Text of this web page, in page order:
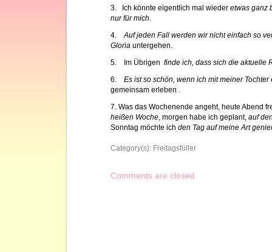
3. Ich könnte eigentlich mal wieder etwas ganz
nur für mich.
4.Auf jeden Fall werden wir nicht einfach so
Gloria untergehen.
5. Im Übrigen finde ich, dass sich die aktuelle
6. Es ist so schön, wenn ich mit meiner
gemeinsam erleben .
7. Was das Wochenende angeht, heute Abend
heißen Woche , morgen habe ich geplant, auf
Sonntag möchte ich den Tag auf meine Art
Category(s): Freitagsfüller
Comments are closed.